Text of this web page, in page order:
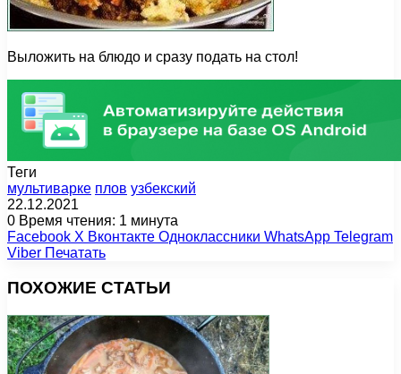
Выложить на блюдо и сразу подать на стол!
Теги
мультиварке плов узбекский
22.12.2021
0 Время чтения: 1 минута
Facebook X Вконтакте Одноклассники WhatsApp Telegram
Viber Печатать
ПОХОЖИЕ СТАТЬИ